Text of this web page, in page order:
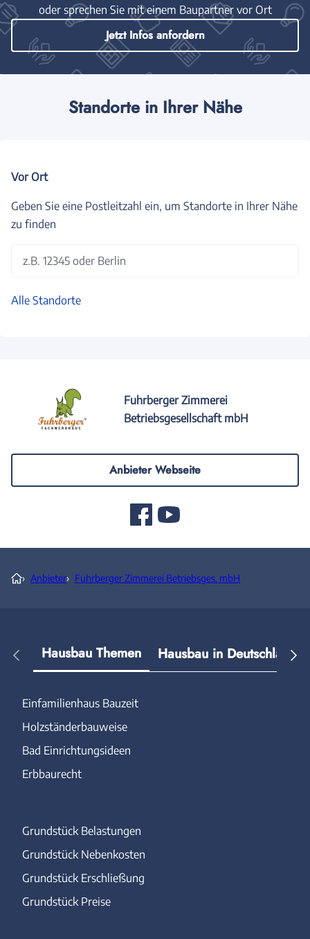
oder sprechen Sie mit einem Baupartner vor Ort
Jetzt Infos anfordern
Standorte in Ihrer Nähe
Vor Ort
Geben Sie eine Postleitzahl ein, um Standorte in Ihrer Nähe
zu finden
z.B. 12345 oder Berlin
Alle Standorte
Fuhrberger Zimmerei
Betriebsgesellschaft mbH
Anbieter Webseite
› Anbieter› Fuhrberger Zimmerei Betriebsges. mbH
Hausbau Themen Hausbau in Deutschland
Einfamilienhaus Bauzeit
Holzständerbauweise
Bad Einrichtungsideen
Erbbaurecht
Grundstück Belastungen
Grundstück Nebenkosten
Grundstück Erschließung
Grundstück Preise